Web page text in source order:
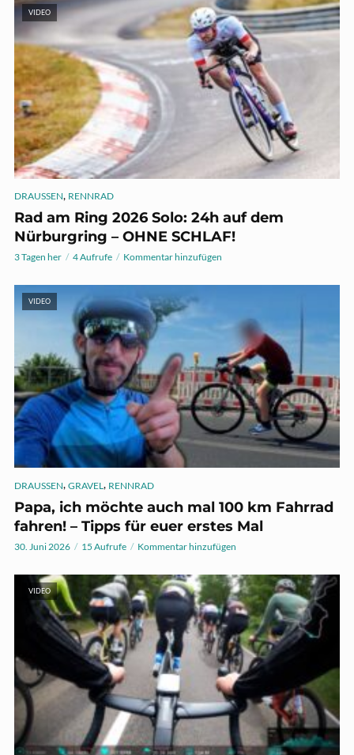
VIDEO
DRAUSSEN, RENNRAD
Rad am Ring 2026 Solo: 24h auf dem
Nürburgring – OHNE SCHLAF!
3 Tagen her 4 Aufrufe Kommentar hinzufügen
VIDEO
DRAUSSEN, GRAVEL , RENNRAD
Papa, ich möchte auch mal 100 km Fahrrad
fahren! – Tipps für euer erstes Mal
30. Juni 2026 15 Aufrufe Kommentar hinzufügen
VIDEO